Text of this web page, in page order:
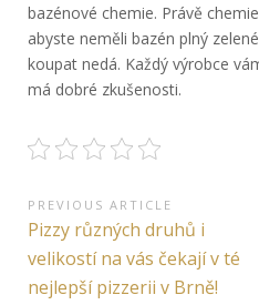
bazénové chemie. Právě
abyste neměli bazén plný
koupat nedá. Každý výrobce
má dobré zkušenosti.
Navigace
pro
příspěvek
PREVIOUS ARTICLE
Previous
Article:
Pizzy různých druhů i
velikostí na vás čekají v té
nejlepší pizzerii v Brně!